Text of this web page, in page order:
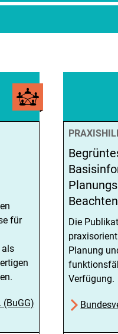
für
als
(BuGG)
Die
Planung
Verfügung.